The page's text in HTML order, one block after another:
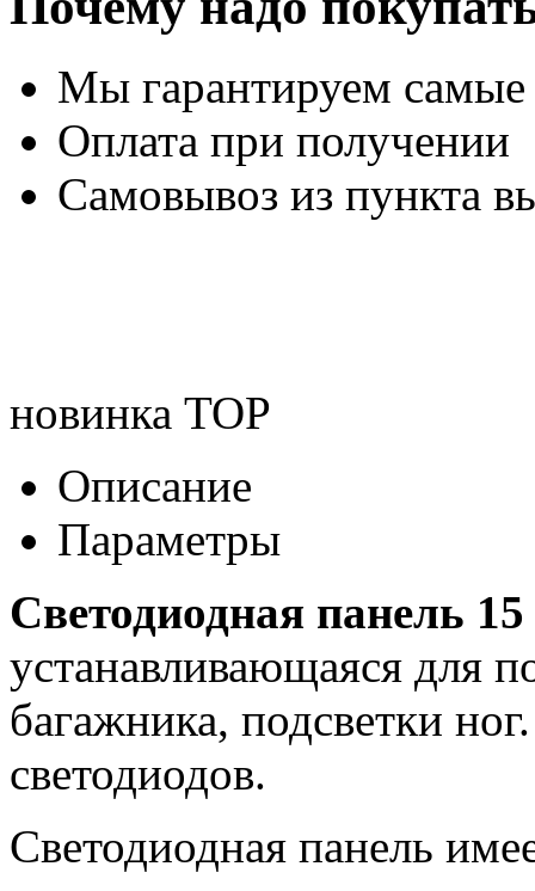
Мы гарантируем
Оплата при получении
Самовывоз из пункта
новинка TOP
Описание
Параметры
Светодиодная панель
устанавливающаяся для
багажника, подсветки
светодиодов.
Светодиодная панель